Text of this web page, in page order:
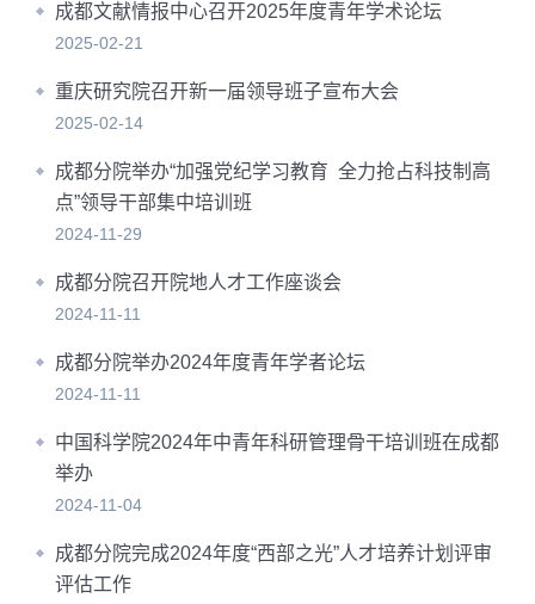
成都文献情报中心召开2025年度青年学术论坛
2025-02-21
重庆研究院召开新一届领导班子宣布大会
2025-02-14
成都分院举办“加强党纪学习教育 全力抢占科技制高
点”领导干部集中培训班
2024-11-29
成都分院召开院地人才工作座谈会
2024-11-11
成都分院举办2024年度青年学者论坛
2024-11-11
中国科学院2024年中青年科研管理骨干培训班在成都
举办
2024-11-04
成都分院完成2024年度“西部之光”人才培养计划评审
评估工作